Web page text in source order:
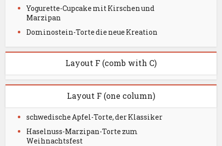
Yogurette-Cupcake mit Kirschen und
Marzipan
Dominostein-Torte die neue Kreation
Layout F (comb with C)
Layout F (one column)
schwedische Apfel-Torte, der Klassiker
Haselnuss-Marzipan-Torte zum
Weihnachtsfest